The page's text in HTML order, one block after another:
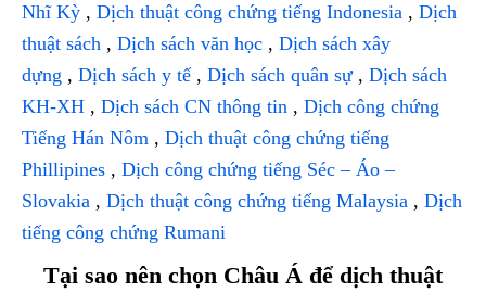
Nhĩ Kỳ , Dịch thuật công chứng tiếng Indonesia , Dịch
thuật sách , Dịch sách văn học , Dịch sách xây
dựng , Dịch sách y tế, Dịch sách quân sự, Dịch sách
KH-XH , Dịch sách CN thông tin , Dịch công chứng
Tiếng Hán Nôm , Dịch thuật công chứng tiếng
Phillipines , Dịch công chứng tiếng Séc – Áo –
Slovakia , Dịch thuật công chứng tiếng Malaysia , Dịch
tiếng công chứng Rumani
Tại sao nên chọn Châu Á để dịch thuật